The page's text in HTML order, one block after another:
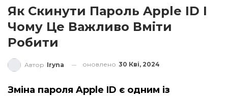
Як Скинути Пароль Apple ID І
Чому Це Важливо Вміти
Робити
Автор Iryna оновлено 30 Кві, 2024
Зміна пароля Apple ID є одним із